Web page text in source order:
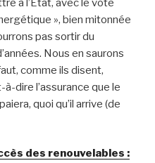
à l’État, avec le vote
», bien mitonnée
pas sortir du
Nous en saurons
comme ils disent,
à-dire l’assurance que le
quoi qu’il arrive (de
des renouvelables :